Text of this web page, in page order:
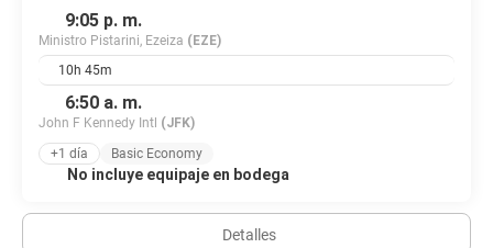
9:05 p. m.
Ministro Pistarini, Ezeiza (EZE)
10h 45m
6:50 a. m.
John F Kennedy Intl (JFK)
+1 día
Basic Economy
No incluye equipaje en bodega
Detalles